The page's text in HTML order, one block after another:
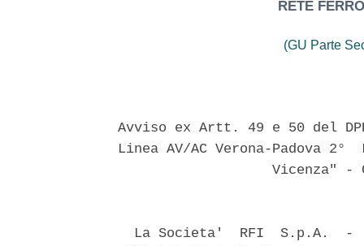
RETE
(GU Parte
Avviso ex Artt. 49 e 50 del
Linea AV/AC Verona-Padova
Vicenza"
La Societa'  RFI  S.p.A.  -